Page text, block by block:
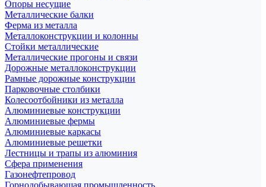
Опоры несущие
Металлические балки
Ферма из металла
Металлоконструкции и колонны
Стойки металлические
Металлические прогоны и связи
Дорожные металлоконструкции
Рамные дорожные конструкции
Парковочные столбики
Колесоотбойники из металла
Алюминиевые конструкции
Алюминиевые фермы
Алюминиевые каркасы
Алюминиевые решетки
Лестницы и трапы из алюминия
Сфера применения
Газонефтепровод
Горнодобывающая промышленность